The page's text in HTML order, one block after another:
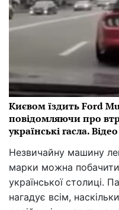
Києвом їздить Ford
повідомляючи про
українські гасла. Відео
Незвичайну машину
марки можна
української столиці.
нагадує всім,